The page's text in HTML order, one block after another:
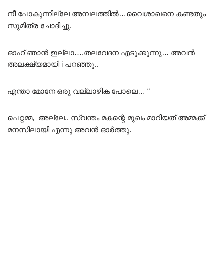
നീ പോകുന്നില്ലേ അമ്പലത്തിൽ…വൈശാഖനെ കണ്ടതും
സുമിത്ര ചോദിച്ചു.
ഓഹ് ഞാൻ ഇല്ലാ….തലവേദന എടുക്കുന്നു… അവൻ
അലക്ഷ്യമായി i പറഞ്ഞു..
എന്താ മോനേ ഒരു വല്ലാഴിക പോലെ… “
പെറ്റമ്മ, അല്ലേ.. സ്വന്തം മകന്റെ മുഖം മാറിയത് അമ്മക്ക്
മനസിലായി എന്നു അവൻ ഓർത്തു.